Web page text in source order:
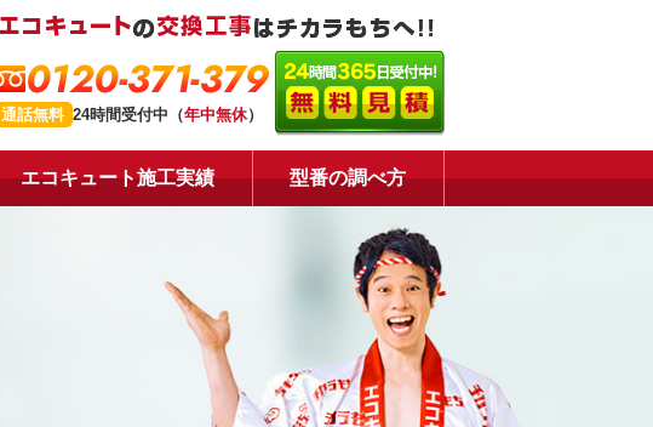
0120-371-379
通話無料 24時間受付中（年中無休）
エコキュート施工実績 型番の調べ方